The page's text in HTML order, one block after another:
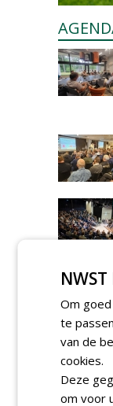
Om
te
van de
cookies.
Deze
om voor